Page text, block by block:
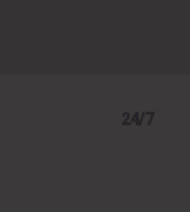
پشتیبانی 24/7